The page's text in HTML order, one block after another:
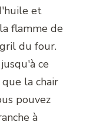
et
flamme de
du four.
ce
la chair
pouvez
à